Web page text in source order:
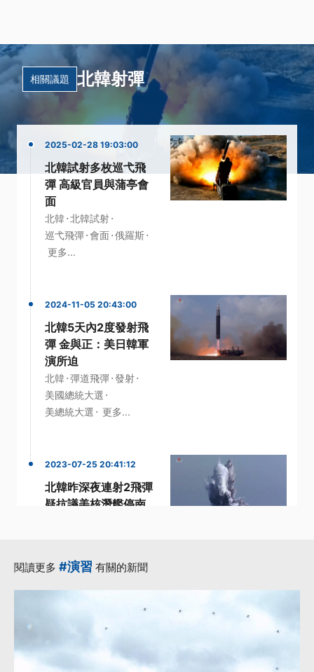
相關議題 北韓射彈
2025-02-28 19:03:00
北韓試射多枚巡弋飛
彈 高級官員與蒲亭會
面
北韓·北韓試射·
巡弋飛彈·會面·俄羅斯·
更多...
2024-11-05 20:43:00
北韓5天內2度發射飛
彈 金與正：美日韓軍
演所迫
北韓·彈道飛彈·發射·
美國總統大選 ·
美總統大選 · 更多...
2023-07-25 20:41:12
北韓昨深夜連射2飛彈
疑抗議美核潛艦停南
閱讀更多 #演習 有關的新聞